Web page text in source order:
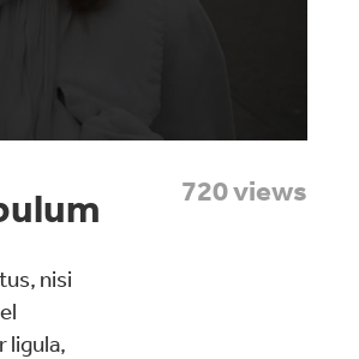
720 views
nisi
ligula,